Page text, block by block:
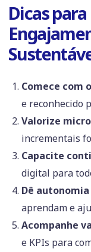
Dicas
Comece com
e reconhecido
Valorize
incrementais
Capacite
digital para
Dê autonomia
aprendam e
Acompanhe
e KPIs para